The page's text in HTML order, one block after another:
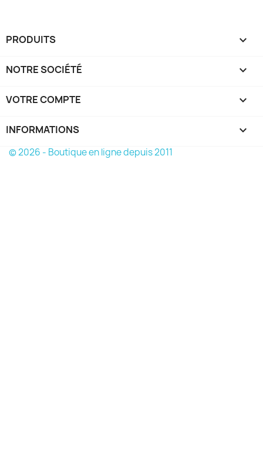
PRODUITS 
NOTRE SOCIÉTÉ 
VOTRE COMPTE 
INFORMATIONS keyboard_arrow_down
© 2026 - Boutique en ligne depuis 2011